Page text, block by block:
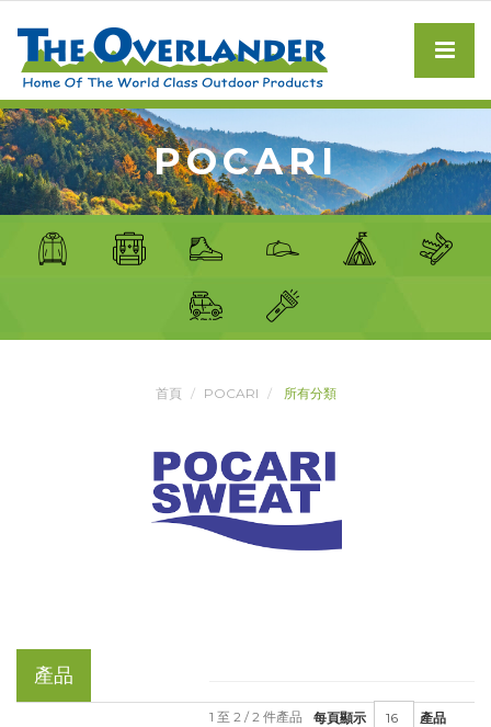
POCARI
首頁 POCARI 所有分類
產品
每頁顯示 產品
1 至 2 / 2 件產品